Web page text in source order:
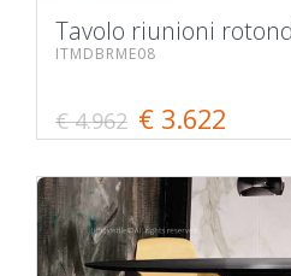
Tavolo riunioni
ITMDBRME08
€ 4.962 € 3.622